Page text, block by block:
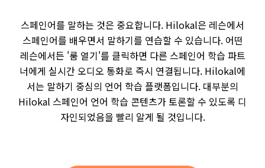
스페인어를 말하는 것은 중요합니다. Hilokal은 레슨에서
스페인어를 배우면서 말하기를 연습할 수 있습니다. 어떤
레슨에서든 '룸 열기'를 클릭하면 다른 스페인어 학습 파트
너에게 실시간 오디오 통화로 즉시 연결됩니다. Hilokal에
서는 말하기 중심의 언어 학습 플랫폼입니다. 대부분의
Hilokal 스페인어 언어 학습 콘텐츠가 토론할 수 있도록 디
자인되었음을 빨리 알게 될 것입니다.